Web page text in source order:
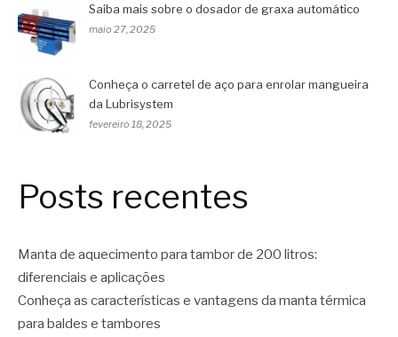
Saiba mais sobre o dosador de graxa automático
maio 27, 2025
Conheça o carretel de aço para enrolar mangueira
da Lubrisystem
fevereiro 18, 2025
Posts recentes
Manta de aquecimento para tambor de 200 litros:
diferenciais e aplicações
Conheça as características e vantagens da manta térmica
para baldes e tambores